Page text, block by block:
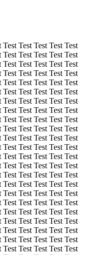
Test Test Test Test
Test Test Test Test
Test Test Test Test
Test Test Test Test
Test Test Test Test
Test Test Test Test
Test Test Test Test
Test Test Test Test
Test Test Test Test
Test Test Test Test
Test Test Test Test
Test Test Test Test
Test Test Test Test
Test Test Test Test
Test Test Test Test
Test Test Test Test
Test Test Test Test
Test Test Test Test
Test Test Test Test
Test Test Test Test
Test Test Test Test
Test Test Test Test
Test Test Test Test